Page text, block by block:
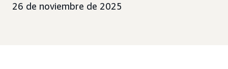
26 de noviembre de 2025